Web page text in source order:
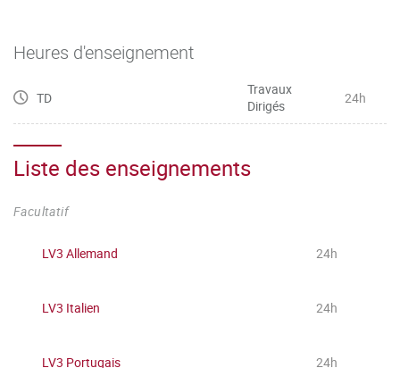
Heures d'enseignement
TD
Travaux
Dirigés
24h
Liste des enseignements
Facultatif
LV3 Allemand 24h
LV3 Italien 24h
LV3 Portugais 24h